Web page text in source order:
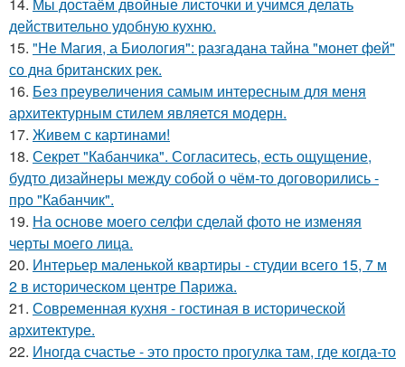
14. Мы достаём двойные листочки и учимся делать
действительно удобную кухню.
15. "Не Магия, а Биология": разгадана тайна "монет фей"
со дна британских рек.
16. Без преувеличения самым интересным для меня
архитектурным стилем является модерн.
17. Живем с картинами!
18. Секрет "Кабанчика". Согласитесь, есть ощущение,
будто дизайнеры между собой о чём-то договорились -
про "Кабанчик".
19. На основе моего селфи сделай фото не изменяя
черты моего лица.
20. Интерьер маленькой квартиры - студии всего 15, 7 м
2 в историческом центре Парижа.
21. Современная кухня - гостиная в исторической
архитектуре.
22. Иногда счастье - это просто прогулка там, где когда-то